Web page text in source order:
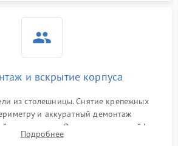
и вскрытие корпуса
из столешницы. Снятие крепежных
и аккуратный демонтаж
поверхности. Отсоединение шлейфов
доступа к силовым платам, катушкам
Подробнее